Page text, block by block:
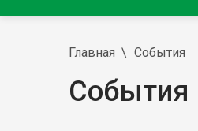
Главная События
События